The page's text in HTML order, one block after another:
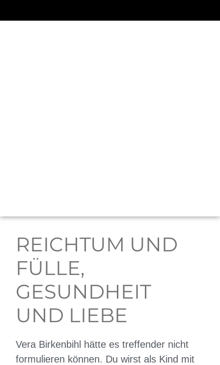
REICHTUM UND
FÜLLE,
GESUNDHEIT
UND LIEBE
Vera Birkenbihl hätte es treffender nicht
formulieren können. Du wirst als Kind mit